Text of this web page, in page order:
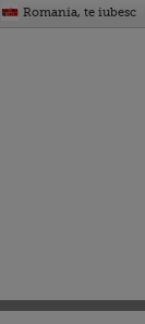
Romania, te iubesc